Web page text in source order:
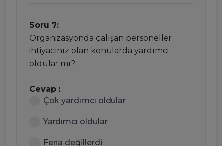
Soru 7:
Organizasyonda çalışan personeller
ihtiyacınız olan konularda yardımcı
oldular mı?
Cevap :
Çok yardımcı oldular
Yardımcı oldular
Fena değillerdi